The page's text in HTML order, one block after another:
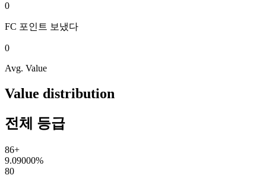
0
FC 포인트 보냈다
0
Avg. Value
Value distribution
전체 등급
86+
9.09000%
80